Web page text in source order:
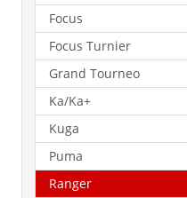
Focus
Focus Turnier
Grand Tourneo
Ka/Ka+
Kuga
Puma
Ranger